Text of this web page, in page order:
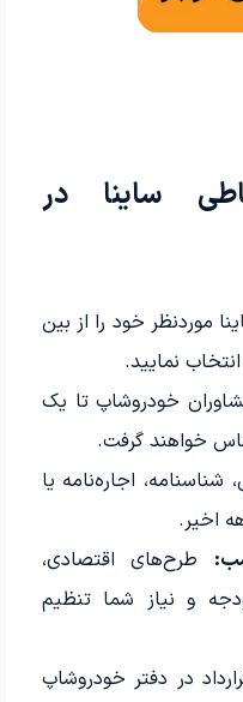
ساینا در
موردنظر خود را از بین
نمایید.
خودرو‌شاپ تا یک
خواهند گرفت.
شناسنامه، اجاره‌نامه یا
اخیر.
طرح‌های اقتصادی،
و نیاز شما تنظیم
در دفتر خودرو‌شاپ